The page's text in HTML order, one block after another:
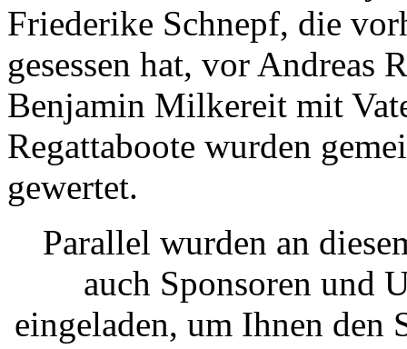
Friederike Schnepf, die
gesessen hat, vor Andreas
Benjamin Milkereit mit
Regattaboote wurden
gewertet.
Parallel wurden an
auch Sponsoren und
eingeladen, um Ihnen den